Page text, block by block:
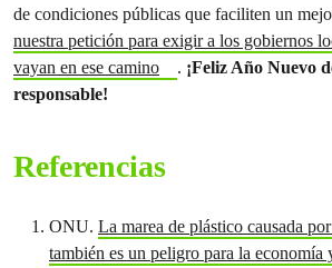
de condiciones públicas que faciliten un
nuestra petición para exigir a los gobiernos
vayan en ese camino
. ¡Feliz Año Nuevo
responsable!
Referencias
ONU. La marea de plástico causada
también es un peligro para la economía